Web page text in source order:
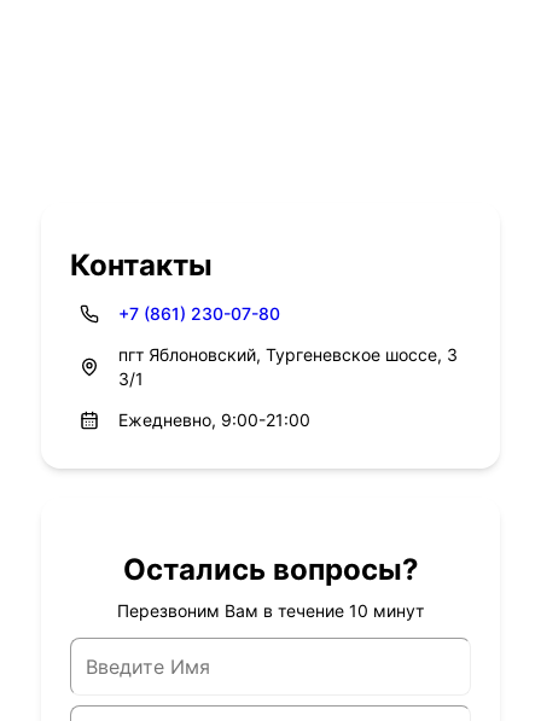
Контакты
+7 (861) 230-07-80
пгт Яблоновский, Тургеневское шоссе, 3
3/1
Ежедневно, 9:00-21:00
Остались вопросы?
Перезвоним Вам в течение 10 минут